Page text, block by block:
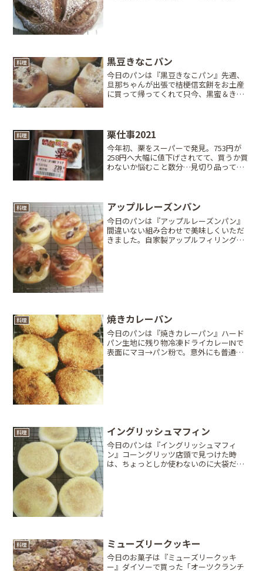
料理 黒豆きなこパン
今日のパンは『黒豆きなこパン』先週、
旦那ちゃんが出張で桔梗信玄餅をお土産
に買って帰ってくれて只今、黒蜜＆きな
ー挟ん...
料理 栗仕事2021
今年初、栗をスーパーで発見。753円が
258円へ大幅に値下げされてて、買うか買
わないか悩むこと数分…見切り品って事
分はある…25...
料理 アップルレーズンパン
今日のパンは『アップルレーズンパン』
間違いない組み合わせで美味しくいただ
きました。自家製アップルフィリングは
料理 焼きカレーパン
今日のパンは『焼きカレーパン』ハード
パン生地に残り物冷凍ドライカレーINで
表面にマヨ→パン粉で。意外にも普通に
料理 イングリッシュマフィン
今日のパンは『イングリッシュマフィ
ン』コーングリッツ店頭で見つけた時
は、ちょっとしか使わないのに大袋だっ
料理 ミューズリークッキー
今日のお菓子は『ミューズリークッキ
ー』ダイソーで買った「オーツクランチ